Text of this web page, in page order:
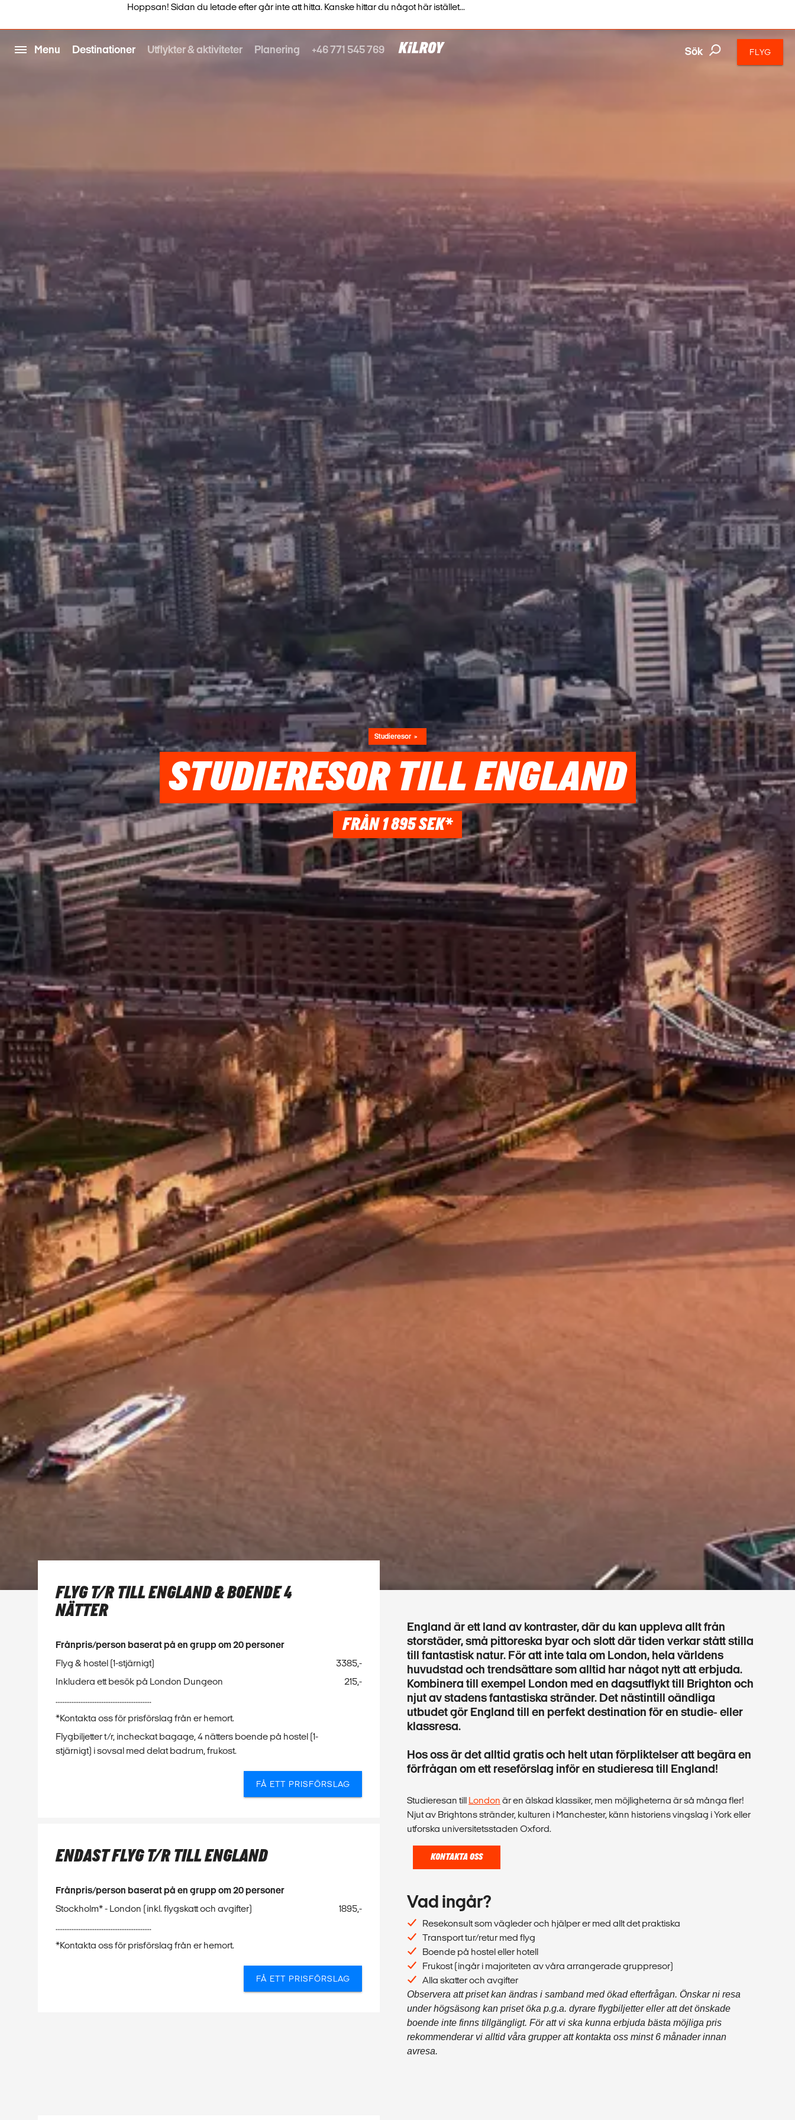
Menu Destinationer Utflykter & aktiviteter Planering +46 771 545 769 Sök FLYG
Studieresor
STUDIERESOR TILL ENGLAND
FRÅN 1 895 SEK*
FLYG T/R TILL ENGLAND & BOENDE 4
NÄTTER
Frånpris/person baserat på en grupp om 20 personer
Flyg & hostel (1-stjärnigt)
3385,-
Inkludera ett besök på London Dungeon
215,-
......................................................
*Kontakta oss för prisförslag från er hemort.
Flygbiljetter t/r, incheckat bagage, 4 nätters boende på hostel (1-
stjärnigt) i sovsal med delat badrum, frukost.
FÅ ETT PRISFÖRSLAG
ENDAST FLYG T/R TILL ENGLAND
Frånpris/person baserat på en grupp om 20 personer
Stockholm* - London (inkl. flygskatt och avgifter)
1895,-
......................................................
*Kontakta oss för prisförslag från er hemort.
FÅ ETT PRISFÖRSLAG
England är ett land av kontraster, där du kan uppleva allt från
storstäder, små pittoreska byar och slott där tiden verkar stått stilla
till fantastisk natur. För att inte tala om London, hela världens
huvudstad och trendsättare som alltid har något nytt att erbjuda.
Kombinera till exempel London med en dagsutflykt till Brighton och
njut av stadens fantastiska stränder. Det nästintill oändliga
utbudet gör England till en perfekt destination för en studie- eller
klassresa.
Hos oss är det alltid gratis och helt utan förpliktelser att begära en
förfrågan om ett reseförslag inför en studieresa till England!
Studieresan till London är en älskad klassiker, men möjligheterna är så många fler!
Njut av Brightons stränder, kulturen i Manchester, känn historiens vingslag i York eller
utforska universitetsstaden Oxford.
KONTAKTA OSS
Vad ingår?
Resekonsult som vägleder och hjälper er med allt det praktiska
Transport tur/retur med flyg
Boende på hostel eller hotell
Frukost (ingår i majoriteten av våra arrangerade gruppresor)
Alla skatter och avgifter
Observera att priset kan ändras i samband med ökad efterfrågan. Önskar ni resa
under högsäsong kan priset öka p.g.a. dyrare flygbiljetter eller att det önskade
boende inte finns tillgängligt. För att vi ska kunna erbjuda bästa möjliga pris
rekommenderar vi alltid våra grupper att kontakta oss minst 6 månader innan
avresa.
Hoppsan! Sidan du letade efter går inte att hitta. Kanske hittar du något här istället...